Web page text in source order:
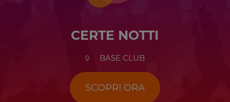
CERTE NOTTI
BASE CLUB
SCOPRI ORA